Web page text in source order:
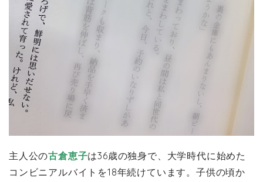
主人公の古倉恵子は36歳の独身で、大学時代に始めた
コンビニアルバイトを18年続けています。子供の頃か